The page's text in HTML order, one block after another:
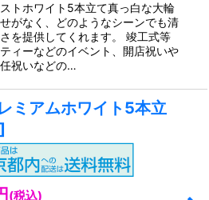
トホワイト5本立て真っ白な大輪
がなく、どのようなシーンでも清
を提供してくれます。 竣工式等
ィーなどのイベント、開店祝いや
祝いなどの…
ミアムホワイト5本立
]
(税込)